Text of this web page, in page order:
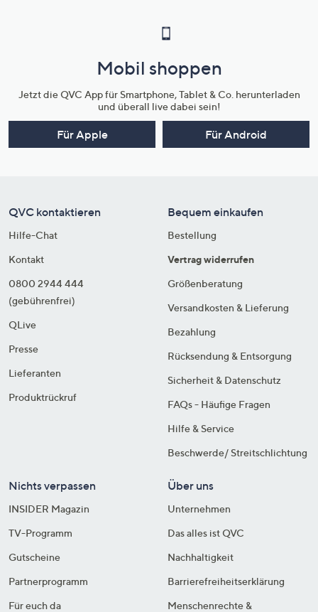
Mobil shoppen
Jetzt die QVC App für Smartphone, Tablet & Co. herunterladen
und überall live dabei sein!
Für Apple Für Android
QVC kontaktieren
Hilfe-Chat
Kontakt
0800 2944 444
(gebührenfrei)
QLive
Presse
Lieferanten
Produktrückruf
Bequem einkaufen
Bestellung
Vertrag widerrufen
Größenberatung
Versandkosten & Lieferung
Bezahlung
Rücksendung & Entsorgung
Sicherheit & Datenschutz
FAQs - Häufige Fragen
Hilfe & Service
Beschwerde/ Streitschlichtung
Nichts verpassen
INSIDER Magazin
TV-Programm
Gutscheine
Partnerprogramm
Für euch da
Über uns
Unternehmen
Das alles ist QVC
Nachhaltigkeit
Barrierefreiheitserklärung
Menschenrechte &